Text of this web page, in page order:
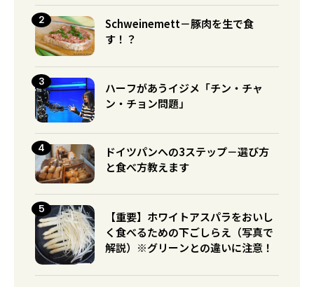
Schweinemett－豚肉を生で食
す！？
ハーフがあうイジメ「チン・チャ
ン・チョン問題」
ドイツパンへの3ステップ－選び方
と食べ方教えます
【重要】ホワイトアスパラをおいし
く食べるための下ごしらえ（写真で
解説）※グリーンとの違いに注意！